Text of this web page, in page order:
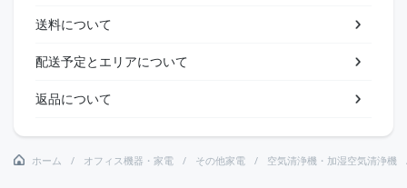
送料について
配送予定とエリアについて
返品について
ホーム オフィス機器・家電 その他家電 空気清浄機・加湿空気清浄機